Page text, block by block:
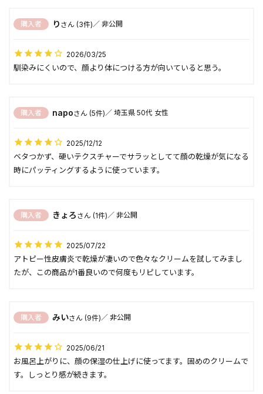
り 3
購入者 非公開
2026/03/25
馴染みにくいので、顔より体につける方が向いていると思う。
napo 5
購入者 埼玉県 50代 女性
2025/12/12
ベタつかず、硬いテクスチャーでサラッとしてて顔の乾燥が気になる
時にパッティングするように使っています。
きょろ 1
購入者 非公開
2025/07/22
アトピー性皮膚炎で乾燥が凄いので色々なクリームを試してみまし
たが、この商品が1番良いので何度もリピしています。
みい 9
購入者 非公開
2025/06/21
お風呂上がりに、顔の保湿の仕上げに使ってます。固めのクリームで
す。しっとり感が続きます。